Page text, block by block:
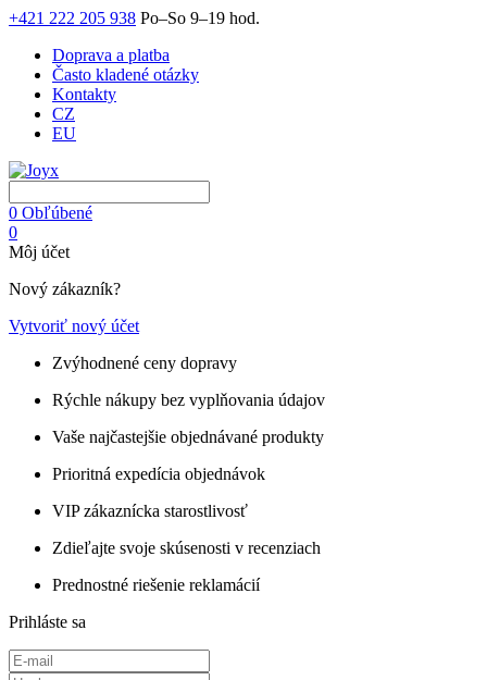
+421 222 205 938 Po–So 9–19 hod.
Doprava a platba
Často kladené otázky
Kontakty
CZ
EU
0 Obľúbené
0
Môj účet
Nový zákazník?
Vytvoriť nový účet
Zvýhodnené ceny dopravy
Rýchle nákupy bez vyplňovania údajov
Vaše najčastejšie objednávané produkty
Prioritná expedícia objednávok
VIP zákaznícka starostlivosť
Zdieľajte svoje skúsenosti v recenziach
Prednostné riešenie reklamácií
Prihláste sa